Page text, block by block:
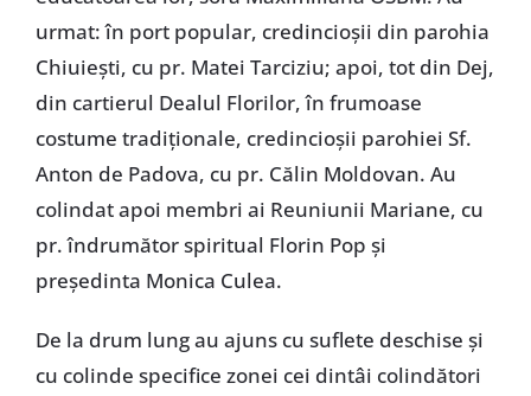
urmat: în port popular, credincioșii din parohia
Chiuiești, cu pr. Matei Tarciziu; apoi, tot din Dej,
din cartierul Dealul Florilor, în frumoase
costume tradiționale, credincioșii parohiei Sf.
Anton de Padova, cu pr. Călin Moldovan. Au
colindat apoi membri ai Reuniunii Mariane, cu
pr. îndrumător spiritual Florin Pop și
președinta Monica Culea.
De la drum lung au ajuns cu suflete deschise și
cu colinde specifice zonei cei dintâi colindători